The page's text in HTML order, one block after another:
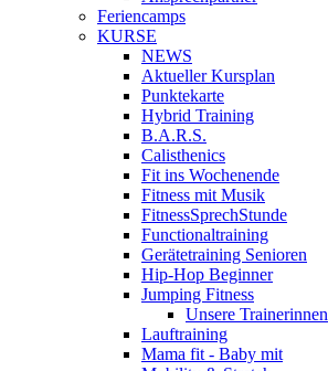
Feriencamps
KURSE
NEWS
Aktueller Kursplan
Punktekarte
Hybrid Training
B.A.R.S.
Calisthenics
Fit ins Wochenende
Fitness mit Musik
FitnessSprechStunde
Functionaltraining
Gerätetraining Senioren
Hip-Hop Beginner
Jumping Fitness
Unsere Trainerinnen
Lauftraining
Mama fit - Baby mit